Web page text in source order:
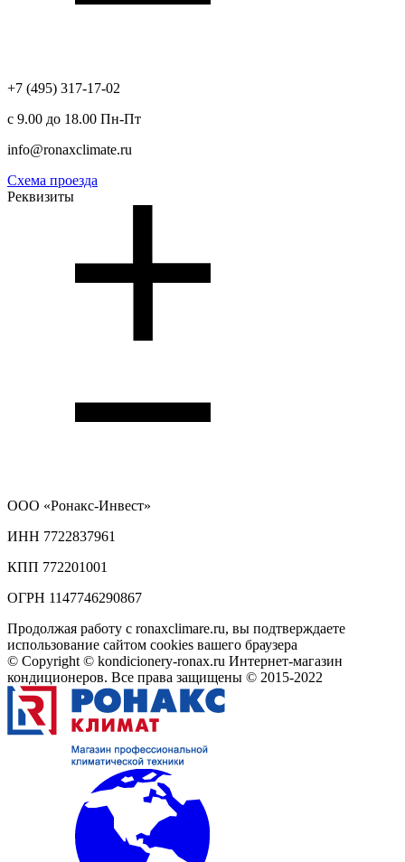
+7 (495) 317-17-02
с 9.00 до 18.00 Пн-Пт
info@ronaxclimate.ru
Схема проезда
Реквизиты
ООО «Ронакс-Инвест»
ИНН 7722837961
КПП 772201001
ОГРН 1147746290867
Продолжая работу с ronaxclimare.ru, вы подтверждаете
использование сайтом cookies вашего браузера
© Copyright © kondicionery-ronax.ru Интернет-магазин
кондиционеров. Все права защищены © 2015-2022